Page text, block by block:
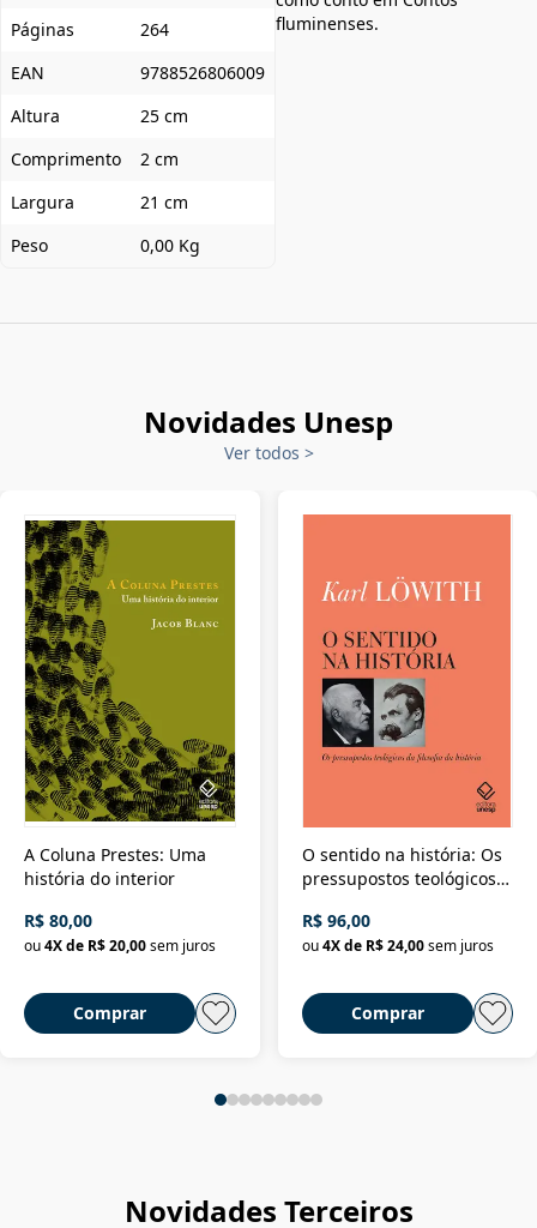
Páginas
264
EAN
9788526806009
Altura
25 cm
Comprimento
2 cm
Largura
21 cm
Peso
0,00 Kg
fluminenses.
Novidades Unesp
Ver todos >
A Coluna Prestes: Uma
história do interior
R$ 80,00
ou4X de R$ 20,00sem juros
Comprar
O sentido na história: Os
pressupostos teológicos
R$ 96,00
ou 4X de R$ 24,00 sem juros
Comprar
Novidades Terceiros